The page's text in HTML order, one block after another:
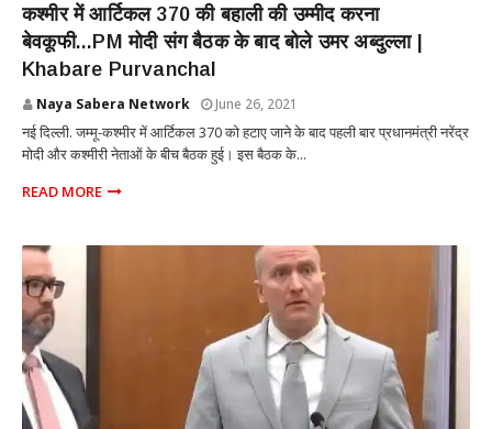
कश्मीर में आर्टिकल 370 की बहाली की उम्मीद करना
बेवकूफी...PM मोदी संग बैठक के बाद बोले उमर अब्दुल्ला |
Khabare Purvanchal
Naya Sabera Network June 26, 2021
नई दिल्ली. जम्मू-कश्मीर में आर्टिकल 370 को हटाए जाने के बाद पहली बार प्रधानमंत्री नरेंद्र
मोदी और कश्मीरी नेताओं के बीच बैठक हुई। इस बैठक के...
READ MORE